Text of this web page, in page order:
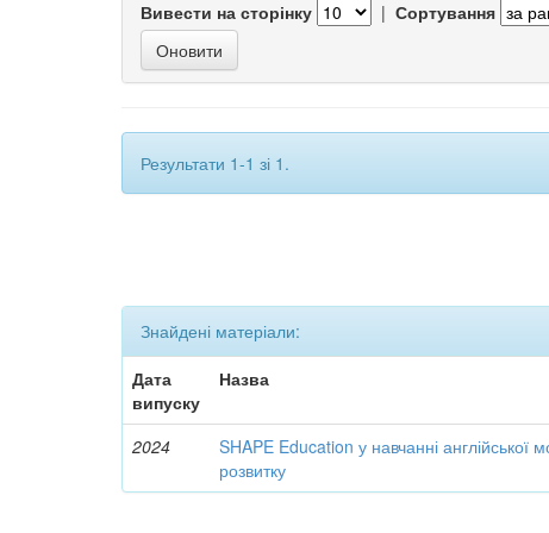
Вивести на сторінку | Сортування
Результати 1-1 зі 1.
Знайдені матеріали:
Дата
випуску
Назва
2024
SHAPE Education у навчанні англійської
розвитку